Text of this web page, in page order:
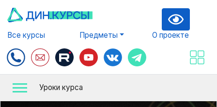
Все курсы Предметы О проекте
Уроки курса